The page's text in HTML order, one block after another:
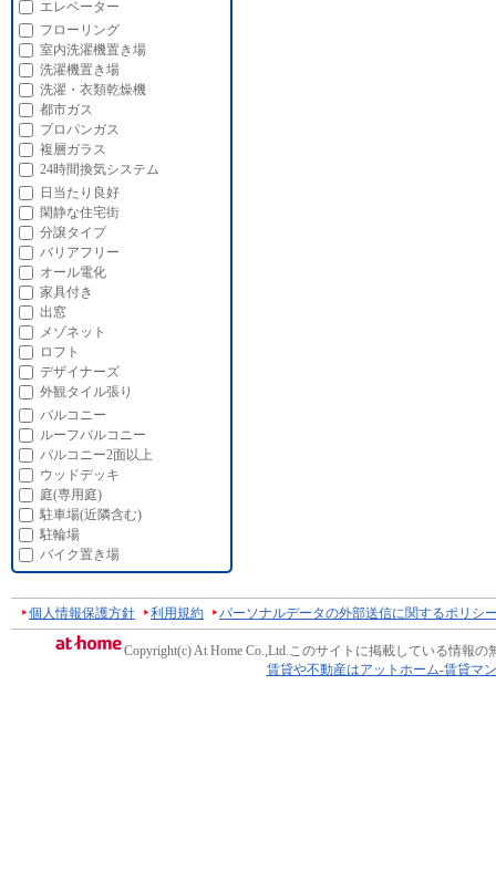
エレベーター
フローリング
室内洗濯機置き場
洗濯機置き場
洗濯・衣類乾燥機
都市ガス
プロパンガス
複層ガラス
24時間換気システム
日当たり良好
閑静な住宅街
分譲タイプ
バリアフリー
オール電化
家具付き
出窓
メゾネット
ロフト
デザイナーズ
外観タイル張り
バルコニー
ルーフバルコニー
バルコニー2面以上
ウッドデッキ
庭(専用庭)
駐車場(近隣含む)
駐輪場
バイク置き場
個人情報保護方針 利用規約 パーソナルデータの外部送信に関するポリシ
Copyright(c) At Home Co.,Ltd.このサイトに掲載している情報の
賃貸や不動産はアットホーム-賃貸マ